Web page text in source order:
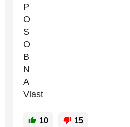
P
O
S
O
B
N
A
Vlast
10 15